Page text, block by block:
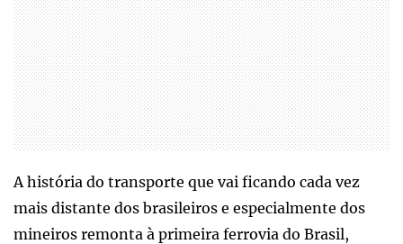
A história do transporte que vai ficando cada vez
mais distante dos brasileiros e especialmente dos
mineiros remonta à primeira ferrovia do Brasil,